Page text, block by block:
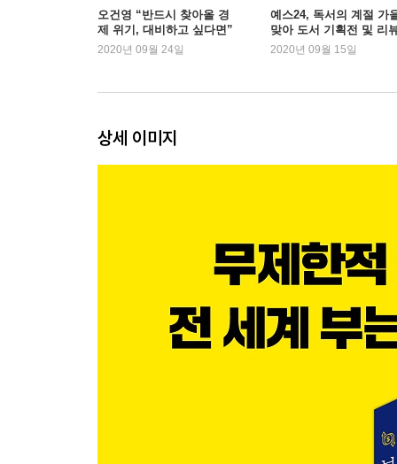
기준금리 변동이 가져오는 나비효과
-과열과 냉각 사이, 절묘한 균형 잡기
-기준금리가 내렸는데 시장금리가 오르는 이유는?
달러 강세의 배경에는 금융위기가 있었다
-미국 집값이 계속 오를 수 있었던 이유
-‘자산유동화’라는 마법이 불러온 후폭풍
-미국의 독보적 성장 그리고 달러 강세
오건영 “반드시 찾아올 경
제 위기, 대비하고 싶다면”
2020년 09월 24일
예스24, 독서의 계절 가
맞아 도서 기획전 및 리
이벤트 진행
2020년 09월 15일
상세 이미지